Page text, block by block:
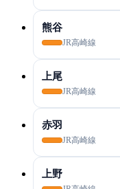
熊谷
JR高崎線
上尾
JR高崎線
赤羽
JR高崎線
上野